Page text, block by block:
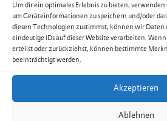
Um dir ein optimales Erlebnis zu bieten,
um Geräteinformationen zu speichern und/oder
diesen Technologien zustimmst, können wir Daten
eindeutige IDs auf dieser Website verarbeiten.
erteilst oder zurückziehst, können bestimmte
beeinträchtigt werden.
Akzeptieren
Ablehnen
Mobil+423 792 25 52
E-Mailinfo@linggblachen.li
Webwww.linggblachen.li
Kontakt:LinggThomas
Gemeinde Eschen-Nendeln
St. Martins-Ring 2, 9492 Eschen